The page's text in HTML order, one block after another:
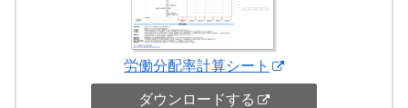
労働分配率計算シート
ダウンロードする